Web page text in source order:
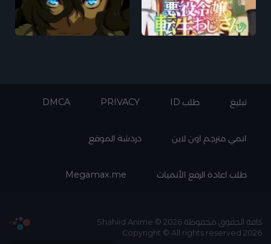
تبليغ طلب ID PRIVACY
DMCA
انمي مترجم اون لاين دردشة الموقع
طلب اعادة الرفع الأنميات Megamax.me
كافة الحقوق محفوظة Shahiid Anime © 2026
Copyright © All rights reserved 2026